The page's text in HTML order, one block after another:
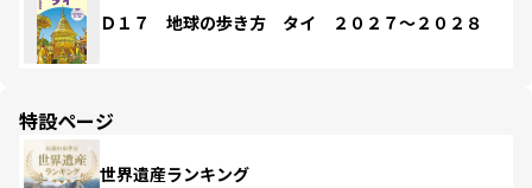
Ｄ１７ 地球の歩き方 タイ ２０２７～２０２８
特設ページ
世界遺産ランキング